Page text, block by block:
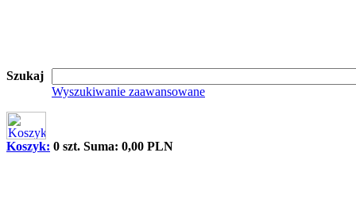
Szukaj
Wyszukiwanie zaawansowane
Koszyk: 0 szt. Suma: 0,00 PLN